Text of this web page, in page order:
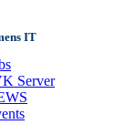
IT
Server